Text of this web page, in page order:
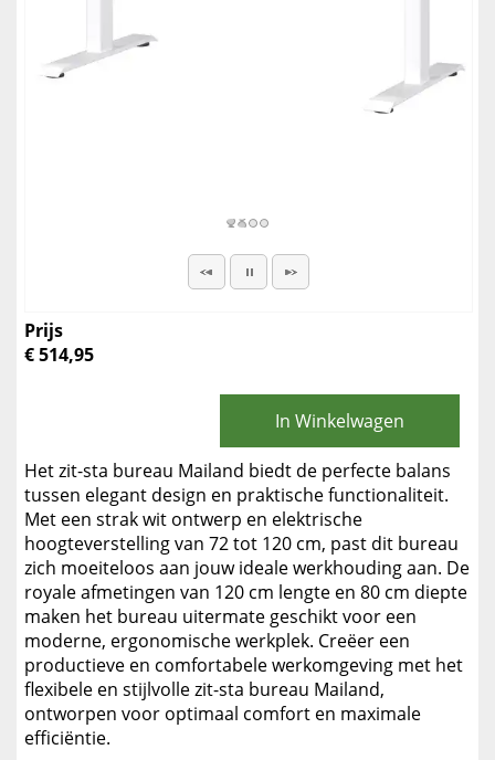
Prijs
€ 514,95
In Winkelwagen
Het zit-sta bureau Mailand biedt de perfecte balans
tussen elegant design en praktische functionaliteit.
Met een strak wit ontwerp en elektrische
hoogteverstelling van 72 tot 120 cm, past dit bureau
zich moeiteloos aan jouw ideale werkhouding aan. De
royale afmetingen van 120 cm lengte en 80 cm diepte
maken het bureau uitermate geschikt voor een
moderne, ergonomische werkplek. Creëer een
productieve en comfortabele werkomgeving met het
flexibele en stijlvolle zit-sta bureau Mailand,
ontworpen voor optimaal comfort en maximale
efficiëntie.